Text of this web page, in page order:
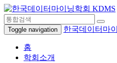
Toggle navigation 한국데이터마
홈
학회소개